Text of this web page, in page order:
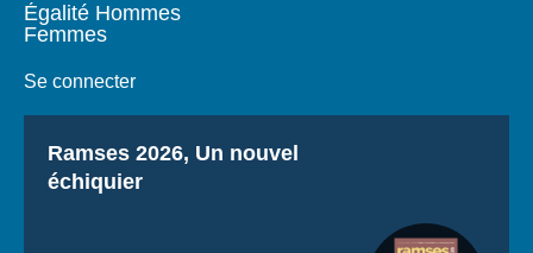
Égalité Hommes
Femmes
Se connecter
Titre
Ramses 2026, Un nouvel
échiquier